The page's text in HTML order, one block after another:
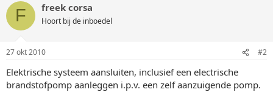
F freek corsa
Hoort bij de inboedel
27 okt 2010 #2
Elektrische systeem aansluiten, inclusief een electrische
brandstofpomp aanleggen i.p.v. een zelf aanzuigende pomp.